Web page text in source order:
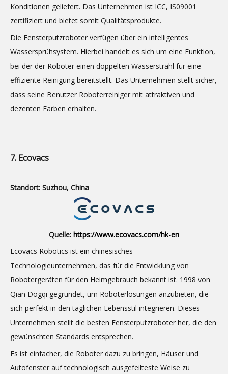
Konditionen geliefert. Das Unternehmen ist ICC, IS09001
zertifiziert und bietet somit Qualitätsprodukte.
Die Fensterputzroboter verfügen über ein intelligentes
Wassersprühsystem. Hierbei handelt es sich um eine Funktion,
bei der der Roboter einen doppelten Wasserstrahl für eine
effiziente Reinigung bereitstellt. Das Unternehmen stellt sicher,
dass seine Benutzer Roboterreiniger mit attraktiven und
dezenten Farben erhalten.
7. Ecovacs
Standort: Suzhou, China
Quelle: https://www.ecovacs.com/hk-en
Ecovacs Robotics ist ein chinesisches
Technologieunternehmen, das für die Entwicklung von
Robotergeräten für den Heimgebrauch bekannt ist. 1998 von
Qian Dogqi gegründet, um Roboterlösungen anzubieten, die
sich perfekt in den täglichen Lebensstil integrieren. Dieses
Unternehmen stellt die besten Fensterputzroboter her, die den
gewünschten Standards entsprechen.
Es ist einfacher, die Roboter dazu zu bringen, Häuser und
Autofenster auf technologisch ausgefeilteste Weise zu